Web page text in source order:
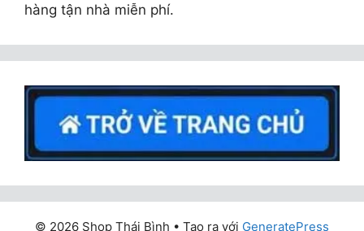
hàng tận nhà miễn phí.
© 2026 Shop Thái Bình • Tạo ra với GeneratePress